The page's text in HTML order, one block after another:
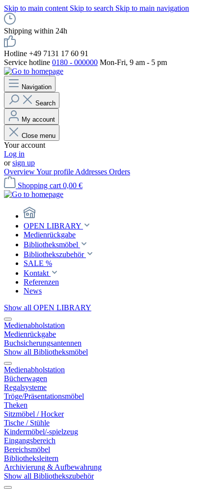
Skip to main content Skip to search Skip to main navigation
Shipping within 24h
Hotline +49 7131 17 60 91
Service hotline 0180 - 000000 Mon-Fri, 9 am - 5 pm
Navigation
Search
My account
Close menu
Your account
Log in
orsign up
OverviewYour profile Addresses Orders
Shopping cart 0,00 €
OPEN LIBRARY
Medienrückgabe
Bibliotheksmöbel
Bibliothekszubehör
SALE %
Kontakt
Referenzen
News
Show all OPEN LIBRARY
Medienabholstation
Medienrückgabe
Buchsicherungsantennen
Show all Bibliotheksmöbel
Medienabholstation
Bücherwagen
Regalsysteme
Tröge/Präsentationsmöbel
Theken
Sitzmöbel / Hocker
Tische / Stühle
Kindermöbel/-spielzeug
Eingangsbereich
Bereichsmöbel
Bibliotheksleitern
Archivierung & Aufbewahrung
Show all Bibliothekszubehör